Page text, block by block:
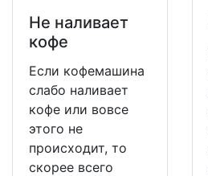
Не наливает
кофе
Если кофемашина
слабо наливает
кофе или вовсе
этого не
происходит, то
скорее всего